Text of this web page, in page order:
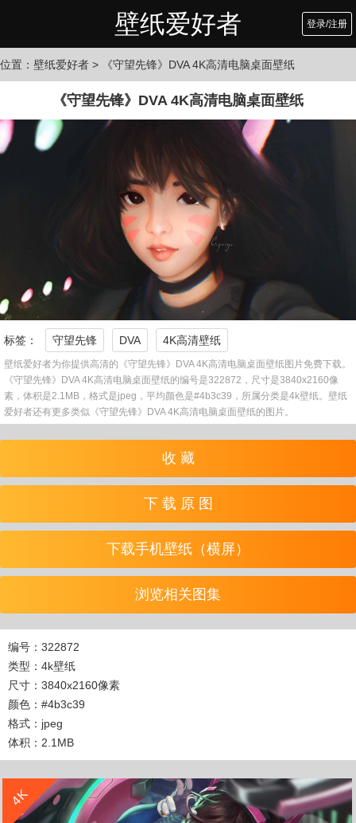
壁纸爱好者 登录/注册
位置： 壁纸爱好者 > 《守望先锋》DVA 4K高清电脑桌面壁纸
《守望先锋》DVA 4K高清电脑桌面壁纸
标签： 守望先锋 DVA 4K高清壁纸
壁纸爱好者为你提供高清的《守望先锋》DVA 4K高清电脑桌面壁纸图片免费下载。
《守望先锋》DVA 4K高清电脑桌面壁纸的编号是322872，尺寸是3840x2160像
素，体积是2.1MB，格式是jpeg，平均颜色是#4b3c39，所属分类是4k壁纸。壁纸
爱好者还有更多类似《守望先锋》DVA 4K高清电脑桌面壁纸的图片。
收 藏
下 载 原 图
下载手机壁纸（横屏）
浏览相关图集
编号：322872
类型：4k壁纸
尺寸：3840x2160像素
颜色：#4b3c39
格式：jpeg
体积：2.1MB
4K
立 即 下 载
收 藏